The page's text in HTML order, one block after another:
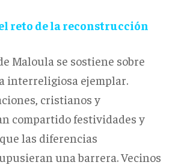
reto de la reconstrucción
Maloula se sostiene sobre
interreligiosa ejemplar.
cristianos y
compartido festividades y
las diferencias
una barrera. Vecinos